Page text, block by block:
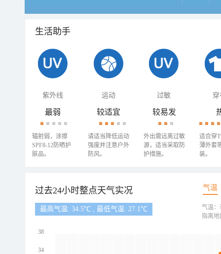
生活助手
紫外线 运动 过敏 穿
最弱
辐射弱，涂擦
SPF8-12防晒护
肤品。
较适宜
请适当降低运动
强度并注意户外
防风。
较易发
外出需远离过敏
源，适当采取防
护措施。
适合穿
薄外套
装。
过去24小时整点天气实况 气温
最高气温: 34.5℃ , 最低气温: 27.1℃
38
34
气温：
指离地